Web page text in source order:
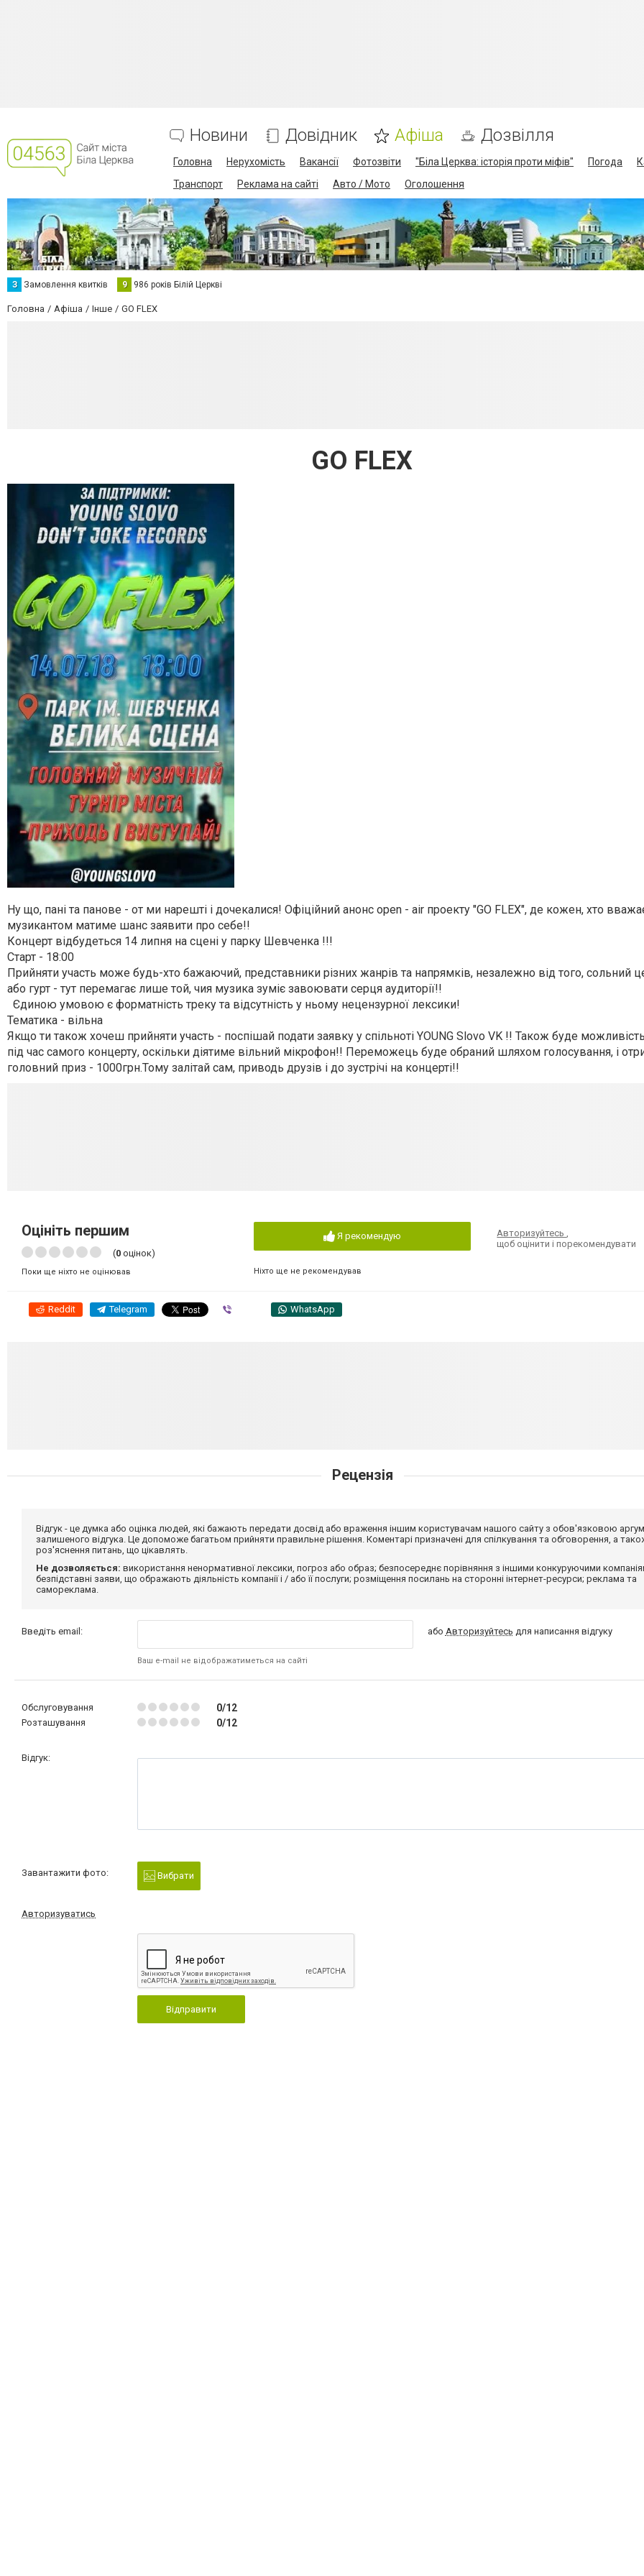
Новини Довідник Афіша Дозвілля
Головна Нерухомість Вакансії Фотозвіти "Біла Церква: історія проти міфів" Погода
Транспорт
Реклама на сайті Авто / Мото Оголошення
З Замовлення квитків 9 986 років Білій Церкві
Головна Афіша Інше GO FLEX
GO FLEX
Ну що, пані та панове - от ми нарешті і дочекалися! Офіційний анонс open - air проекту "GO FLEX", де кожен, хто
музикантом матиме шанс заявити про себе!!
Концерт відбудеться 14 липня на сцені у парку Шевченка !!!
Старт - 18:00
Прийняти участь може будь-хто бажаючий, представники різних жанрів та напрямків, незалежно від того, сольний
або гурт - тут перемагає лише той, чия музика зуміє завоювати серця аудиторії!!
Єдиною умовою є форматність треку та відсутність у ньому нецензурної лексики!
Тематика - вільна
Якщо ти також хочеш прийняти участь - поспішай подати заявку у спільноті YOUNG Slovo VK !! Також буде
під час самого концерту, оскільки діятиме вільний мікрофон!! Переможець буде обраний шляхом голосування, і
головний приз - 1000грн.Тому залітай сам, приводь друзів і до зустрічі на концерті!!
Оцініть першим
(0 оцінок)
Поки ще ніхто не оцінював
Я рекомендую
Ніхто ще не рекомендував
Авторизуйтесь
щоб оцінити і порекомендувати
Reddit Telegram WhatsApp
Рецензія
Відгук - це думка або оцінка людей, які бажають передати досвід або враження іншим користувачам нашого сайту з обов'язковою
залишеного відгука. Це допоможе багатьом прийняти правильне рішення. Коментарі призначені для спілкування та обговорення, а
роз'яснення питань, що цікавлять.
Не дозволяється: використання ненормативної лексики, погроз або образ; безпосереднє порівняння з іншими конкуруючими
безпідставні заяви, що ображають діяльність компанії і / або її послуги; розміщення посилань на сторонні інтернет-ресурси; реклама та
самореклама.
Введіть email:
Ваш e-mail не відображатиметься на сайті
або Авторизуйтесь для написання відгуку
Обслуговування 0/12
Розташування 0/12
Відгук:
Завантажити фото: Вибрати
Авторизуватись
Відправити